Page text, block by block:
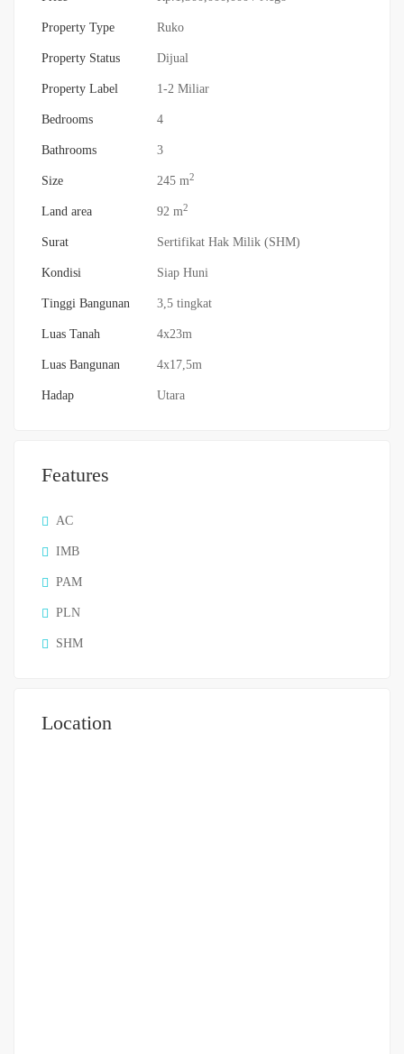
Property Type Ruko
Property Status Dijual
Property Label 1-2 Miliar
Bedrooms 4
Bathrooms 3
Size 245 m2
Land area 92 m2
Surat Sertifikat Hak Milik (SHM)
Kondisi Siap Huni
Tinggi Bangunan 3,5 tingkat
Luas Tanah 4x23m
Luas Bangunan 4x17,5m
Hadap Utara
Features
AC
IMB
PAM
PLN
SHM
Location